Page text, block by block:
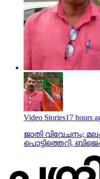
Video Stories17 hours
ജാതി വിവേചനം;
പൊട്ടിത്തെറി,